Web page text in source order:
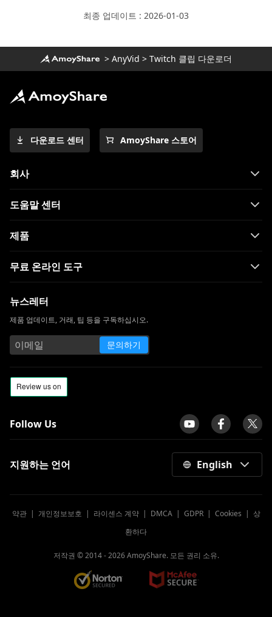
최종 업데이트 : 2026-01-03
> AnyVid > Twitch 클립 다운로더
다운로드 센터 AmoyShare 스토어
회사
도움말 센터
제품
무료 온라인 도구
뉴스레터
제품 업데이트, 거래, 팁 등을 구독하십시오.
문의하기
Follow Us
지원하는 언어 English
약관| 개인정보보호 | 라이센스 계약| DMCA| GDPR| Cookies | 상
환하다
저작권 © 2014 -2026AmoyShare. 모든 권리 소유.